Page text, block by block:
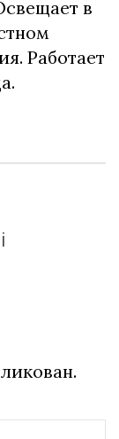
в
Работает